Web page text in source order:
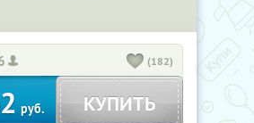
(182)
руб. КУПИТЬ